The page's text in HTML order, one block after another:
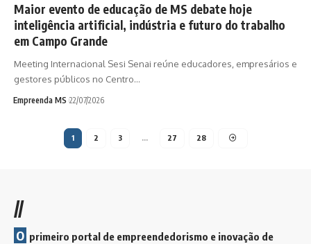
Maior evento de educação de MS debate hoje
inteligência artificial, indústria e futuro do trabalho
em Campo Grande
Meeting Internacional Sesi Senai reúne educadores, empresários e
gestores públicos no Centro…
Empreenda MS 22/07/2026
1 2 3 … 27 28
//
O primeiro portal de empreendedorismo e inovação de